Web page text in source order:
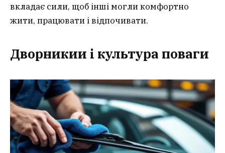
вкладає сили, щоб інші могли комфортно
жити, працювати і відпочивати.
Дворникии і культура поваги